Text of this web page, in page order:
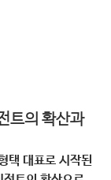
트의 확산과
택 대표로 시작된